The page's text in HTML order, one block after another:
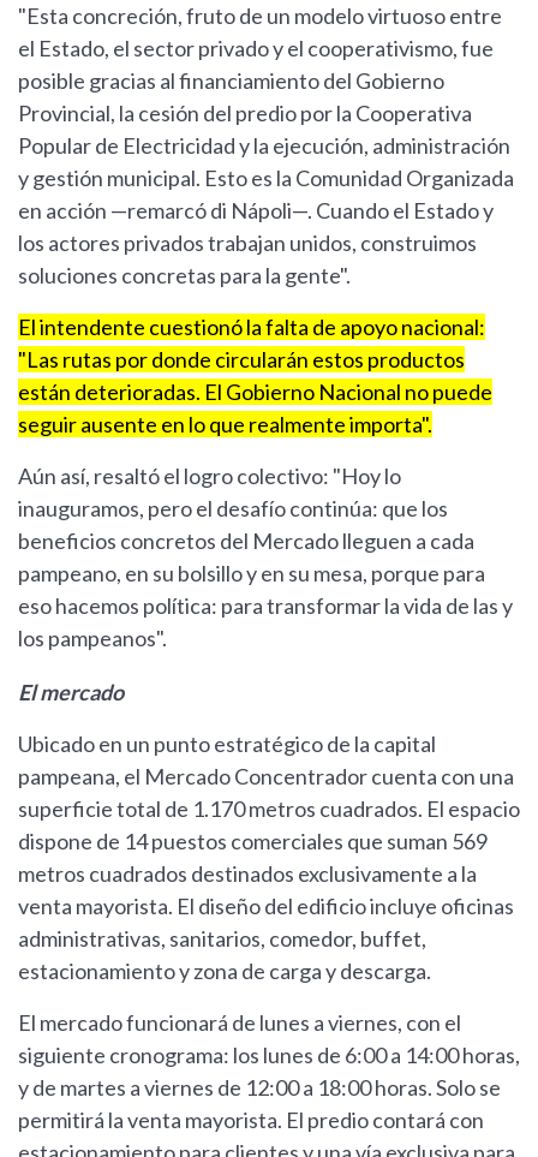
"Esta concreción, fruto de un modelo virtuoso entre
el Estado, el sector privado y el cooperativismo, fue
posible gracias al financiamiento del Gobierno
Provincial, la cesión del predio por la Cooperativa
Popular de Electricidad y la ejecución, administración
y gestión municipal. Esto es la Comunidad Organizada
en acción —remarcó di Nápoli—. Cuando el Estado y
los actores privados trabajan unidos, construimos
soluciones concretas para la gente".
El intendente cuestionó la falta de apoyo nacional:
"Las rutas por donde circularán estos productos
están deterioradas. El Gobierno Nacional no puede
seguir ausente en lo que realmente importa".
Aún así, resaltó el logro colectivo: "Hoy lo
inauguramos, pero el desafío continúa: que los
beneficios concretos del Mercado lleguen a cada
pampeano, en su bolsillo y en su mesa, porque para
eso hacemos política: para transformar la vida de las y
los pampeanos".
El mercado
Ubicado en un punto estratégico de la capital
pampeana, el Mercado Concentrador cuenta con una
superficie total de 1.170 metros cuadrados. El espacio
dispone de 14 puestos comerciales que suman 569
metros cuadrados destinados exclusivamente a la
venta mayorista. El diseño del edificio incluye oficinas
administrativas, sanitarios, comedor, buffet,
estacionamiento y zona de carga y descarga.
El mercado funcionará de lunes a viernes, con el
siguiente cronograma: los lunes de 6:00 a 14:00 horas,
y de martes a viernes de 12:00 a 18:00 horas. Solo se
permitirá la venta mayorista. El predio contará con